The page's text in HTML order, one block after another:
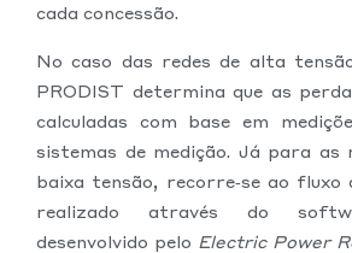
cada concessão.
No caso das redes de alta
PRODIST determina que as
calculadas com base em
sistemas de medição. Já para as
baixa tensão, recorre‑se ao fluxo
realizado através do
desenvolvido pelo Electric Power